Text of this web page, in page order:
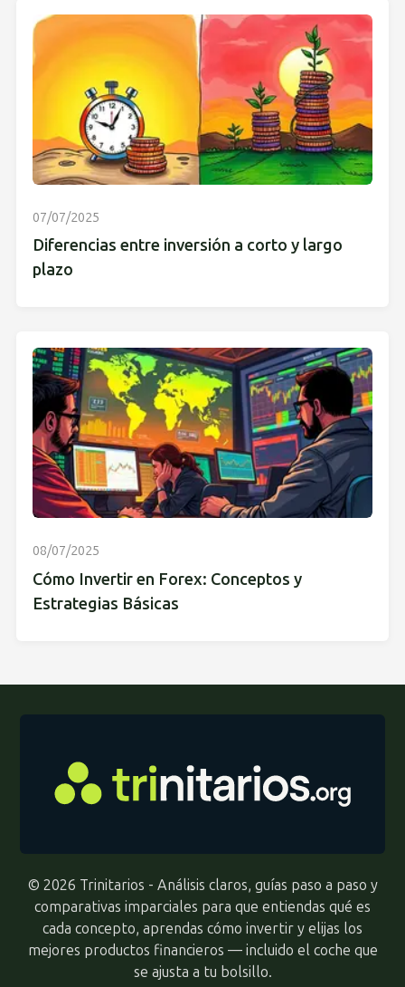
07/07/2025
Diferencias entre inversión a corto y largo
plazo
08/07/2025
Cómo Invertir en Forex: Conceptos y
Estrategias Básicas
© 2026 Trinitarios - Análisis claros, guías paso a paso y
comparativas imparciales para que entiendas qué es
cada concepto, aprendas cómo invertir y elijas los
mejores productos financieros — incluido el coche que
se ajusta a tu bolsillo.